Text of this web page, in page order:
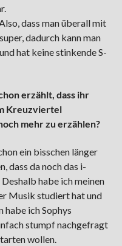
dass man überall mit
dadurch kann man
hat keine stinkende S-
erzählt, dass ihr
Kreuzviertel
mehr zu erzählen?
ein bisschen länger
dass da noch das i-
habe ich meinen
Musik studiert hat und
habe ich Sophys
stumpf nachgefragt
wollen.